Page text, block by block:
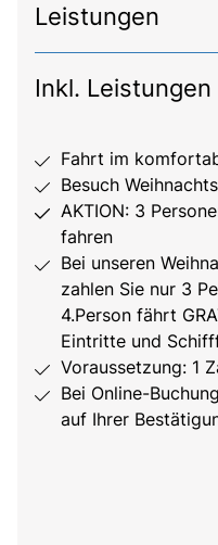
Leistungen
Inkl. Leistungen
Fahrt im
Besuch
AKTION: 3
fahren
Bei unseren
zahlen Sie nur 3
4.Person fährt
Eintritte und
Voraussetzung: 1
Bei Online-
auf Ihrer